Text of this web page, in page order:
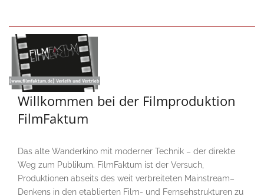
Willkommen bei der Filmproduktion
FilmFaktum
Das alte Wanderkino mit moderner Technik – der direkte
Weg zum Publikum. FilmFaktum ist der Versuch,
Produktionen abseits des weit verbreiteten Mainstream–
Denkens in den etablierten Film- und Fernsehstrukturen zu